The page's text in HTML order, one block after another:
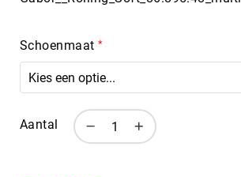
Schoenmaat
Aantal